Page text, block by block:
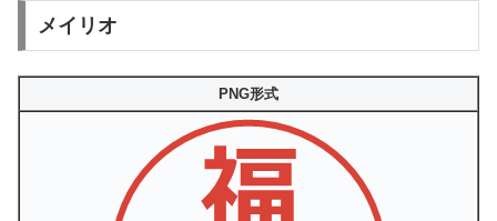
メイリオ
PNG形式